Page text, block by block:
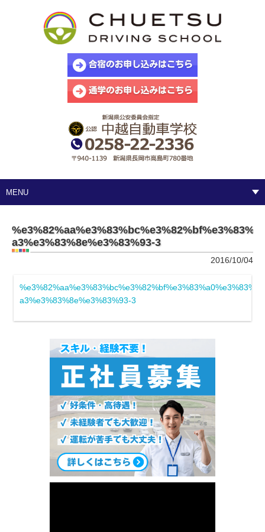
MENU
a3%e3%83%8e%e3%83%93-3
2016/10/04
a3%e3%83%8e%e3%83%93-3